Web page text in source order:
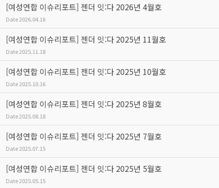
[여성연합 이슈리포트] 젠더 잇:다 2026년 4월호
Date2026.04.16
[여성연합 이슈리포트] 젠더 잇:다 2025년 11월호
Date2025.11.18
[여성연합 이슈리포트] 젠더 잇:다 2025년 10월호
Date2025.10.16
[여성연합 이슈리포트] 젠더 잇:다 2025년 8월호
Date2025.08.18
[여성연합 이슈리포트] 젠더 잇:다 2025년 7월호
Date2025.07.15
[여성연합 이슈리포트] 젠더 잇:다 2025년 5월호
Date2025.05.15